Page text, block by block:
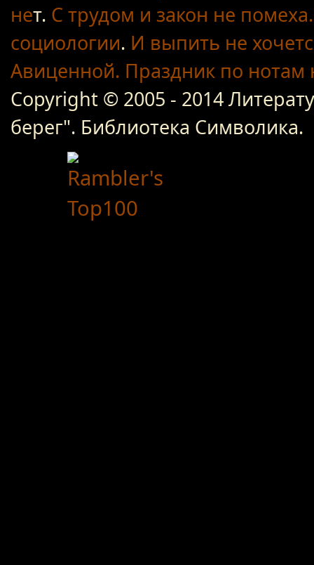
нет. С трудом и закон не помеха.
социологии. И выпить не
Авиценной. Праздник по нотам
Copyright © 2005 - 2014
берег". Библиотека Символика.